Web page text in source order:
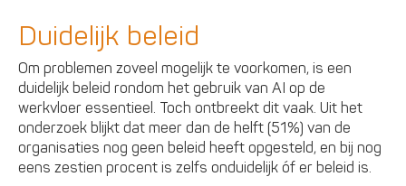
Duidelijk beleid
Om problemen zoveel mogelijk te voorkomen, is een
duidelijk beleid rondom het gebruik van AI op de
werkvloer essentieel. Toch ontbreekt dit vaak. Uit het
onderzoek blijkt dat meer dan de helft (51%) van de
organisaties nog geen beleid heeft opgesteld, en bij nog
eens zestien procent is zelfs onduidelijk óf er beleid is.